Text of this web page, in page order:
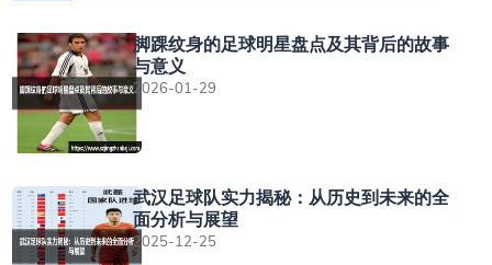
脚踝纹身的足球明星盘点及其背后的故事
与意义
2026-01-29
武汉足球队实力揭秘：从历史到未来的全
面分析与展望
2025-12-25